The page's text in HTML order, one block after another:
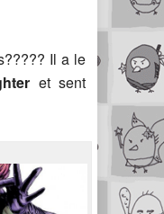
Il a le
et sent